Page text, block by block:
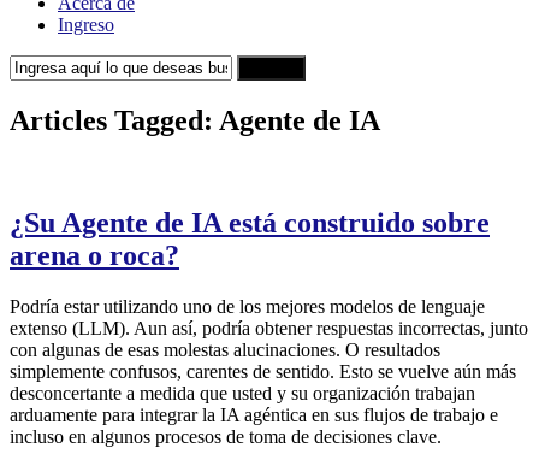
Ingreso
Articles Tagged: Agente de IA
¿Su Agente de IA está construido sobre
arena o roca?
Podría estar utilizando uno de los mejores modelos de lenguaje
extenso (LLM). Aun así, podría obtener respuestas incorrectas, junto
con algunas de esas molestas alucinaciones. O resultados
simplemente confusos, carentes de sentido. Esto se vuelve aún más
desconcertante a medida que usted y su organización trabajan
arduamente para integrar la IA agéntica en sus flujos de trabajo e
incluso en algunos procesos de toma de decisiones clave.